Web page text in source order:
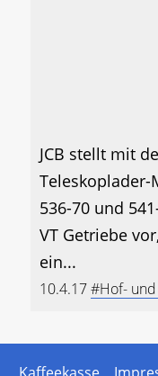
JCB stellt mit
Teleskoplader-
536-70 und
VT Getriebe
ein...
10.4.17#Hof-